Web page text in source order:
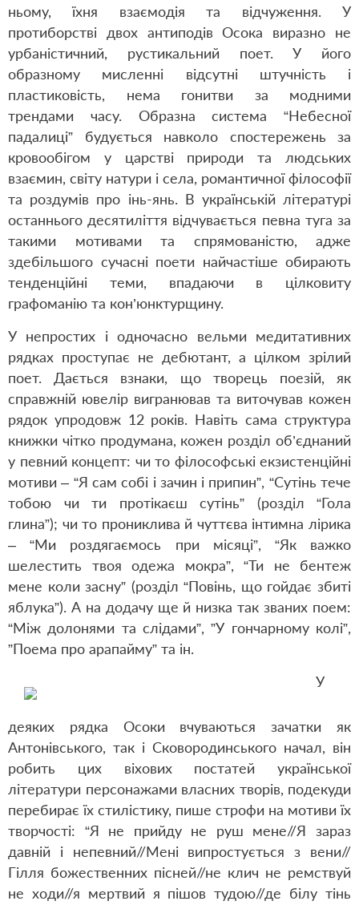
ньому, їхня взаємодія та відчуження. У
протиборстві двох антиподів Осока виразно не
урбаністичний, рустикальний поет. У його
образному мисленні відсутні штучність і
пластиковість, нема гонитви за модними
трендами часу. Образна система “Небесної
падалиці” будується навколо спостережень за
кровообігом у царстві природи та людських
взаємин, світу натури і села, романтичної філософії
та роздумів про інь-янь. В українській літературі
останнього десятиліття відчувається певна туга за
такими мотивами та спрямованістю, адже
здебільшого сучасні поети найчастіше обирають
тенденційні теми, впадаючи в цілковиту
графоманію та кон’юнктурщину.
У непростих і одночасно вельми медитативних
рядках проступає не дебютант, а цілком зрілий
поет. Дається взнаки, що творець поезій, як
справжній ювелір вигранював та виточував кожен
рядок упродовж 12 років. Навіть сама структура
книжки чітко продумана, кожен розділ об’єднаний
у певний концепт: чи то філософські екзистенційні
мотиви – “Я сам собі і зачин і припин”, “Сутінь тече
тобою чи ти протікаєш сутінь” (розділ “Гола
глина”); чи то прониклива й чуттєва інтимна лірика
– “Ми роздягаємось при місяці”, “Як важко
шелестить твоя одежа мокра”, “Ти не бентеж
мене коли засну” (розділ “Повінь, що гойдає збиті
яблука”). А на додачу ще й низка так званих поем:
“Між долонями та слідами”, ”У гончарному колі”,
”Поема про арапайму” та ін.
У
деяких рядка Осоки вчуваються зачатки як
Антонівського, так і Сковородинського начал, він
робить цих віхових постатей української
літератури персонажами власних творів, подекуди
перебирає їх стилістику, пише строфи на мотиви їх
творчості: “Я не прийду не руш мене//Я зараз
давній і непевний//Мені випростується з вени//
Гілля божественних пісней//не клич не ремствуй
не ходи//я мертвий я пішов тудою//де білу тінь